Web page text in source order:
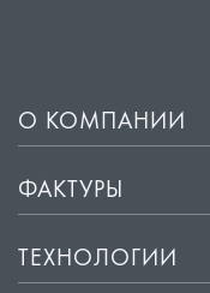
О КОМПАНИИ
ФАКТУРЫ
ТЕХНОЛОГИИ